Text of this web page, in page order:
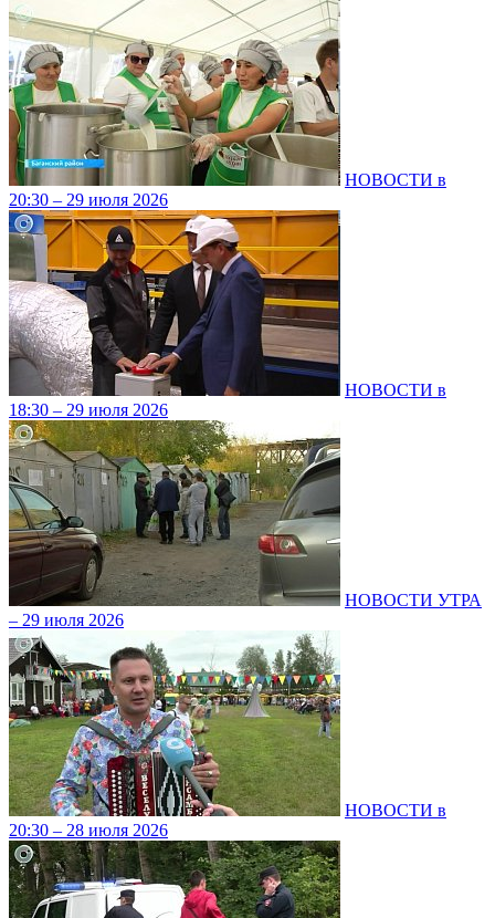
НОВОСТИ в
20:30 – 29 июля 2026
НОВОСТИ в
18:30 – 29 июля 2026
НОВОСТИ УТРА
– 29 июля 2026
НОВОСТИ в
20:30 – 28 июля 2026